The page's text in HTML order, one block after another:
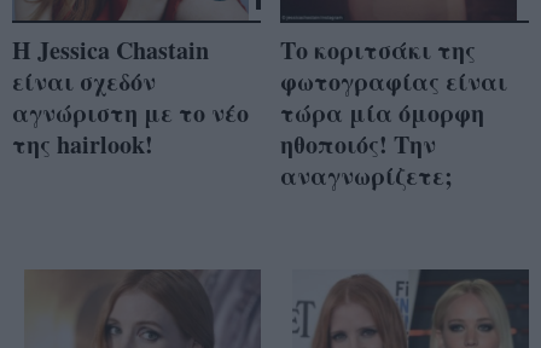
Η Jessica Chastain
είναι σχεδόν
αγνώριστη με το νέο
της hairlook!
Το κοριτσάκι της
φωτογραφίας είναι
τώρα μία όμορφη
ηθοποιός! Την
αναγνωρίζετε;